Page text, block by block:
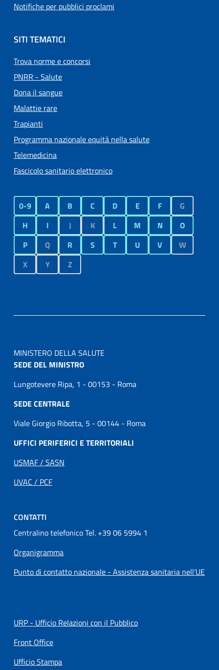
Notifiche per pubblici proclami
SITI TEMATICI
Trova norme e concorsi
PNRR - Salute
Dona il sangue
Malattie rare
Trapianti
Programma nazionale equità nella salute
Telemedicina
Fascicolo sanitario elettronico
0-9 A B C D E F
G
H
I J K L M N
O
P
Q R S T U V
W
X
Y Z
MINISTERO DELLA SALUTE
SEDE DEL MINISTRO
Lungotevere Ripa, 1 - 00153 - Roma
SEDE CENTRALE
Viale Giorgio Ribotta, 5 - 00144 - Roma
UFFICI PERIFERICI E TERRITORIALI
USMAF / SASN
UVAC / PCF
CONTATTI
Centralino telefonico Tel. +39 06 5994 1
Organigramma
Punto di contatto nazionale - Assistenza sanitaria nell'UE
URP - Ufficio Relazioni con il Pubblico
Front Office
Ufficio Stampa